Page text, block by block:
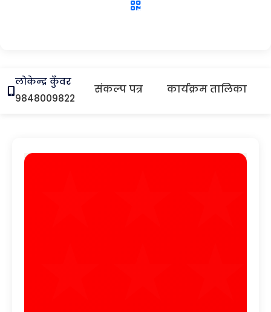
लोकेन्द्र कुँवर
9848009822
संकल्प पत्र कार्यक्रम तालिका